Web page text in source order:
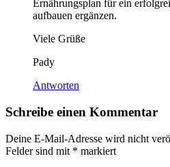
Ernährungsplan für ein
aufbauen ergänzen.
Viele Grüße
Pady
Antworten
Schreibe einen Kommentar
Deine E-Mail-Adresse wird nicht
Felder sind mit * markiert